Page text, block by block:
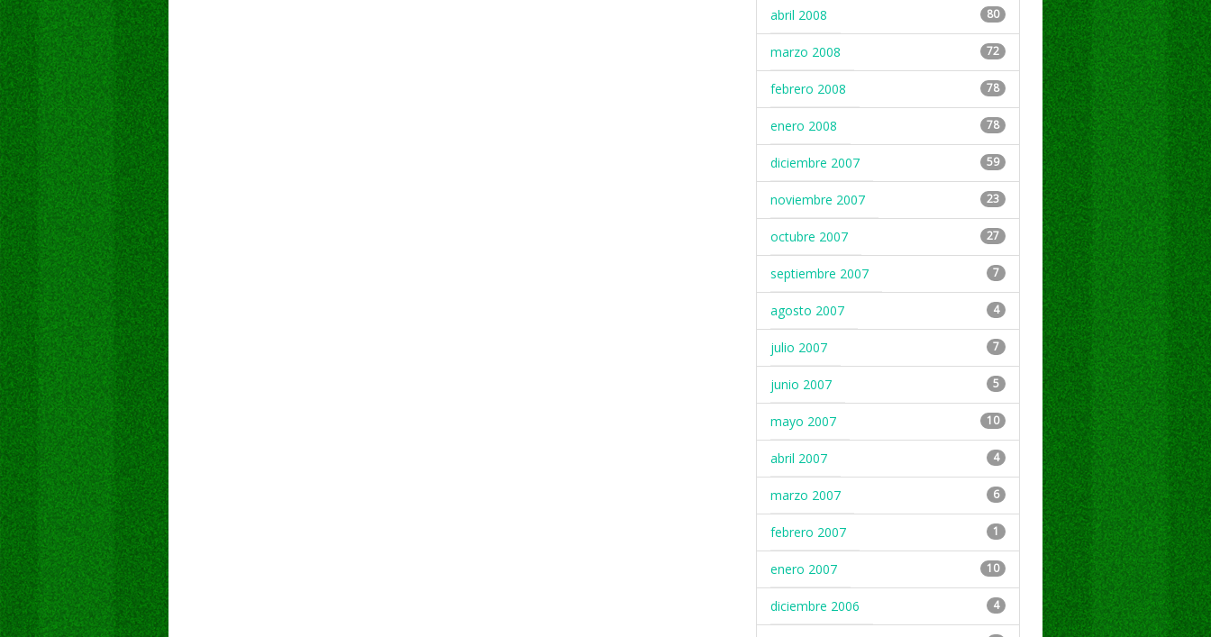
abril 2008 80
marzo 2008 72
febrero 2008 78
enero 2008 78
diciembre 2007 59
noviembre 2007 23
octubre 2007 27
septiembre 2007 7
agosto 2007 4
julio 2007 7
junio 2007 5
mayo 2007 10
abril 2007 4
marzo 2007 6
febrero 2007 1
enero 2007 10
diciembre 2006 4